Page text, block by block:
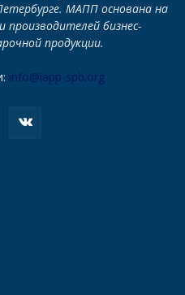
МАПП основана на
бизнес-
продукции.
info@iapp-spb.org